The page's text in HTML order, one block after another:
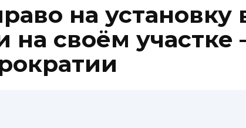
на установку
на своём